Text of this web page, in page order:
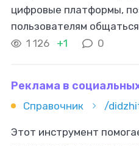
цифровые платформы,
пользователям
информацией, создавать
1 126 +1 0
Реклама в
Справочник
Этот инструмент